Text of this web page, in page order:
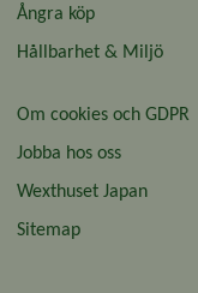
Ångra köp
Hållbarhet & Miljö
Om cookies och GDPR
Jobba hos oss
Wexthuset Japan
Sitemap